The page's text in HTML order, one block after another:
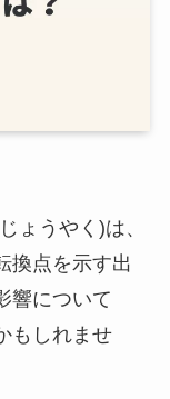
ょうやく)は、
換点を示す出
響について
もしれませ